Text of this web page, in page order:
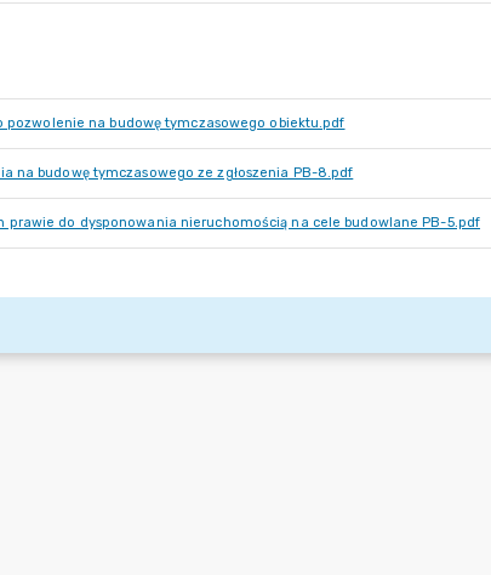
pozwolenie na budowę tymczasowego obiektu.pdf
na budowę tymczasowego ze zgłoszenia PB-8.pdf
prawie do dysponowania nieruchomością na cele budowlane PB-5.pdf